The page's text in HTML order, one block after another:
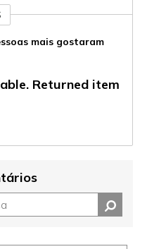
mais gostaram
Returned item